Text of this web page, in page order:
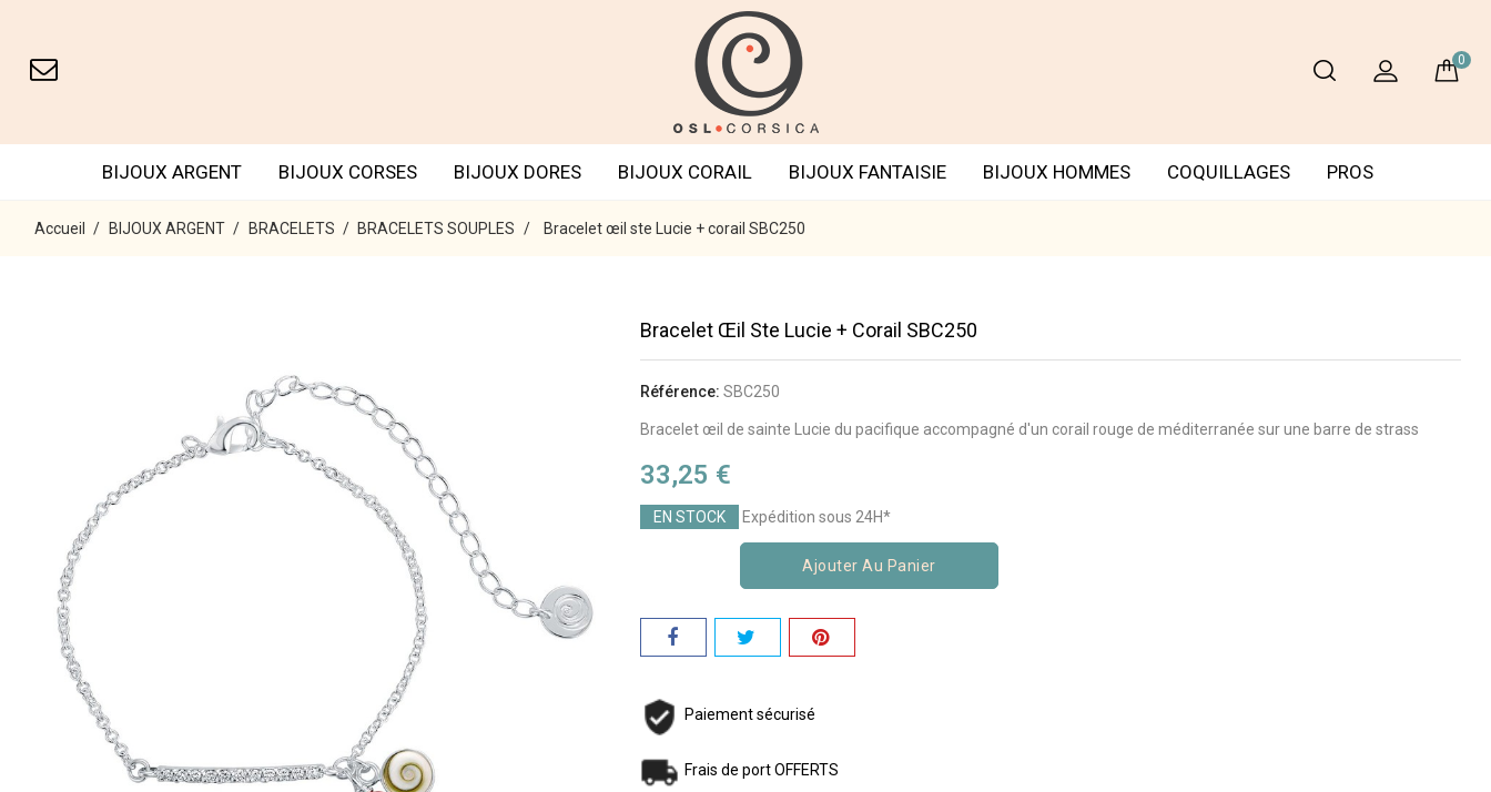
0
BIJOUX ARGENT BIJOUX CORSES BIJOUX DORES BIJOUX CORAIL BIJOUX FANTAISIE BIJOUX HOMMES COQUILLAGES PROS
Accueil BIJOUX ARGENT BRACELETS BRACELETS SOUPLES Bracelet œil ste Lucie + corail SBC250
Bracelet Œil Ste Lucie + Corail SBC250
Référence: SBC250
Bracelet œil de sainte Lucie du pacifique accompagné d'un corail rouge de méditerranée sur une barre de strass
33,25 €
EN STOCK Expédition sous 24H*
Ajouter Au Panier
Paiement sécurisé
Frais de port OFFERTS